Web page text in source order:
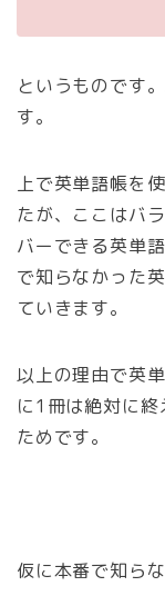
というものです
す。
上で英単語帳を
たが、ここはバ
バーできる英単
で知らなかった
ていきます。
以上の理由で英
に1冊は絶対に終
ためです。
仮に本番で知ら